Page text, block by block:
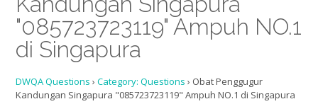
"085723723119" Ampuh NO.1
di Singapura
DWQA Questions › Category: Questions › Obat Penggugur
Kandungan Singapura "085723723119" Ampuh NO.1 di Singapura